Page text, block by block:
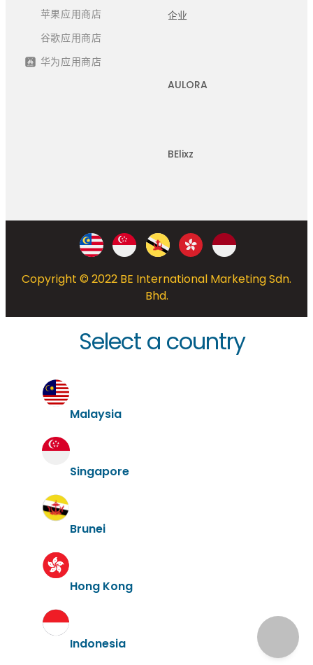
苹果应用商店
谷歌应用商店
华为应用商店
企业
AULORA
BElixz
Copyright © 2022 BE International Marketing Sdn.
Bhd.
Select a country
Malaysia
Singapore
Brunei
Hong Kong
Indonesia